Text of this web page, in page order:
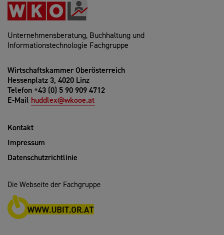
Unternehmensberatung, Buchhaltung und
Informationstechnologie Fachgruppe
Wirtschaftskammer Oberösterreich
Hessenplatz 3, 4020 Linz
Telefon +43 (0) 5 90 909 4712
E-Mail huddlex@wkooe.at
Kontakt
Impressum
Datenschutzrichtlinie
Die Webseite der Fachgruppe